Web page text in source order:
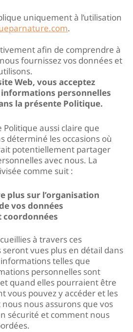
uniquement à l’utilisation
.
afin de comprendre à
fournissez vos données et
Web, vous acceptez
informations personnelles
la présente Politique.
aussi claire que
déterminé les occasions où
potentiellement partager
avec nous. La
comme suit :
plus sur l’organisation
vos données
coordonnées
à travers ces
vues plus en détail dans
telles que
personnelles sont
quand elles pourraient être
vous pouvez y accéder et les
nous assurons que vos
sécurité et comment nous